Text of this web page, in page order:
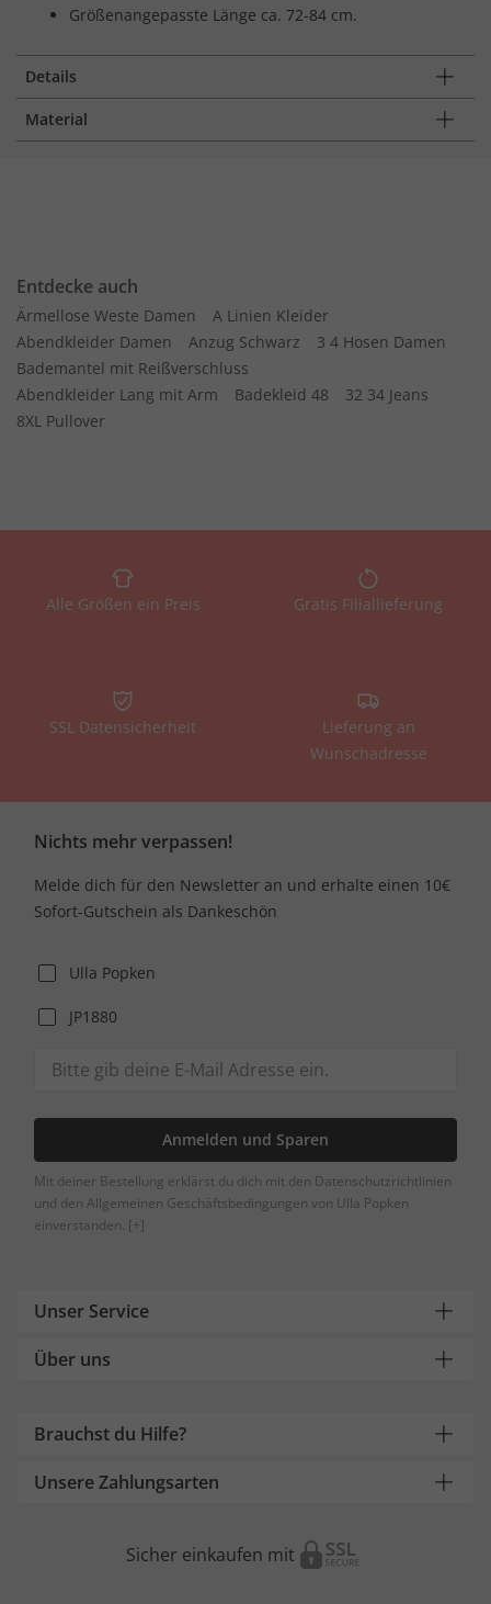
Größenangepasste Länge ca. 72-84 cm.
Details
Material
Entdecke auch
Ärmellose Weste Damen
A Linien Kleider
Abendkleider Damen
Anzug Schwarz
3 4 Hosen Damen
Bademantel mit Reißverschluss
Abendkleider Lang mit Arm
Badekleid 48
32 34 Jeans
8XL Pullover
Alle Größen ein Preis Gratis Filiallieferung
SSL Datensicherheit
Lieferung an
Wunschadresse
Nichts mehr verpassen!
Melde dich für den Newsletter an und erhalte einen 10€
Sofort-Gutschein als Dankeschön
Ulla Popken
JP1880
Anmelden und Sparen
Mit deiner Bestellung erklärst du dich mit den Datenschutzrichtlinien
und den Allgemeinen Geschäftsbedingungen von Ulla Popken
einverstanden. [+]
Unser Service
Über uns
Brauchst du Hilfe?
Unsere Zahlungsarten
Sicher einkaufen mit